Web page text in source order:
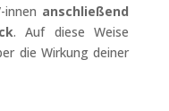
anschließend
. Auf diese Weise
die Wirkung deiner